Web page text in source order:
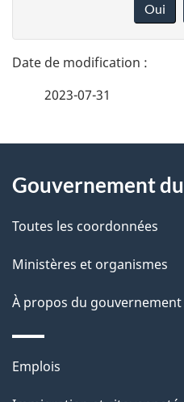
t
a
l
s
l
a
p
n
o
t
e
r
é
t
r
a
Oui
2023-07-31
propos
de
ce
site
Gouvernement
Toutes les coordonnées
Ministères et organismes
À propos du gouvernement
Thèmes
Emplois